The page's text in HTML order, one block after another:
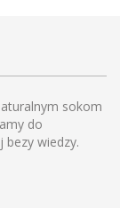
sokom
do
bezy wiedzy.